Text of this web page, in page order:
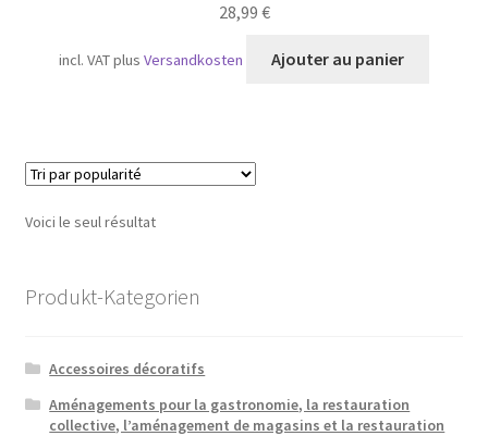
28,99 €
incl. VATplusVersandkosten Ajouter au panier
Voici le seul résultat
Produkt-Kategorien
Accessoires décoratifs
Aménagements pour la gastronomie, la restauration
collective, l’aménagement de magasins et la restauration